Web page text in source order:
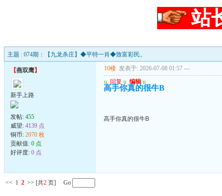
站
主题 : 074期：【九龙杀庄】◆平特一肖◆致富彩民。
【燕双鹰】
新手上路
发帖: 455
威望: 4139 点
铜币: 2070 枚
贡献值: 0 点
好评度: 0 点
10楼 发表于: 2026-07-08 01:57 ---
u 回复 u 编辑 u
高手你真的很牛B
高手你真的很牛B
<< 1 2 >> [共2 页] Go